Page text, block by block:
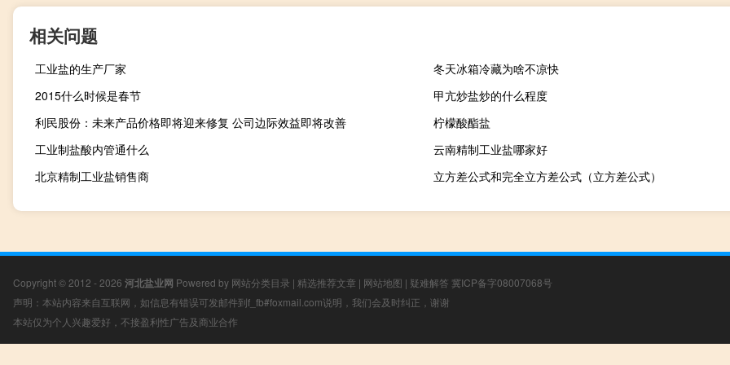
相关问题
工业盐的生产厂家
冬天冰箱冷藏为啥不凉快
2015什么时候是春节
甲亢炒盐炒的什么程度
利民股份：未来产品价格即将迎来修复 公司边际效益即将改善
柠檬酸酯盐
工业制盐酸内管通什么
云南精制工业盐哪家好
北京精制工业盐销售商
立方差公式和完全立方差公式（立方差公式）
Copyright © 2012 - 2026 河北盐业网 Powered by 网站分类目录 | 精选推荐文章 | 网站地图 | 疑难解答 冀ICP备字08007068号
声明：本站内容来自互联网，如信息有错误可发邮件到f_fb#foxmail.com说明，我们会及时纠正，谢谢
本站仅为个人兴趣爱好，不接盈利性广告及商业合作